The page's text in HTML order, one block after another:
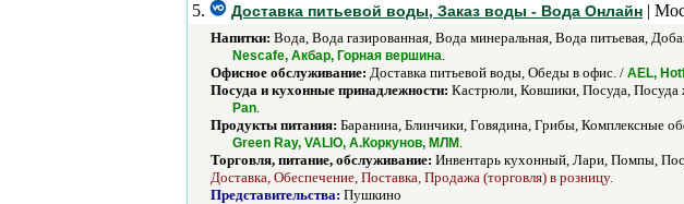
5. Доставка питьевой воды, Заказ воды - Вода Онлайн |
Напитки: Вода, Вода газированная, Вода минеральная, Вода питьевая,
Nescafe, Акбар, Горная вершина.
Офисное обслуживание: Доставка питьевой воды, Обеды в офис. / AEL,
Посуда и кухонные принадлежности: Кастрюли, Ковшики, Посуда, Посуда
Pan.
Продукты питания: Баранина, Блинчики, Говядина, Грибы, Комплексные
Green Ray, VALIO, А.Коркунов, МЛМ .
Торговля, питание, обслуживание: Инвентарь кухонный, Лари, Помпы,
Доставка, Обеспечение, Поставка, Продажа (торговля) в розницу.
Представительства: Пушкино